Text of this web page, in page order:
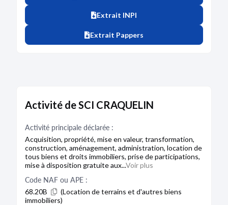
Extrait INPI
Extrait Pappers
Activité de SCI CRAQUELIN
Activité principale déclarée :
Acquisition, propriété, mise en valeur, transformation,
construction, aménagement, administration, location de
tous biens et droits immobiliers, prise de participations,
mise à disposition gratuite aux...Voir plus
Code NAF ou APE :
68.20B
(Location de terrains et d'autres biens
immobiliers)